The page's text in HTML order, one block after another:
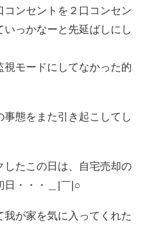
コンセントを２口コンセン
いっかなーと先延ばしにし
視モードにしてなかった的
態をまた引き起こしてし
したこの日は、自宅売却の
日・・・＿|￣|○
が家を気に入ってくれた